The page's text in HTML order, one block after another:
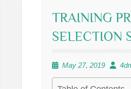
TRAINING
SELECTION
May 27, 2019